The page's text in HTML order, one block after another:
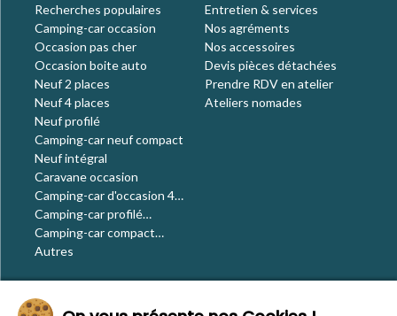
Recherches populaires
Camping-car occasion
Occasion pas cher
Occasion boite auto
Neuf 2 places
Neuf 4 places
Neuf profilé
Camping-car neuf compact
Neuf intégral
Caravane occasion
Camping-car d'occasion 4
places
Camping-car profilé
occasion
Camping-car compact
occasion
Autres
Entretien & services
Nos agréments
Nos accessoires
Devis pièces détachées
Prendre RDV en atelier
Ateliers nomades
Le blog